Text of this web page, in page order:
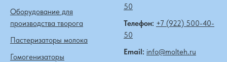
Оборудование для
производства творога
Пастеризаторы молока
Гомогенизаторы
50
Телефон: +7 (922) 500-40-
50
Email: info@molteh.ru